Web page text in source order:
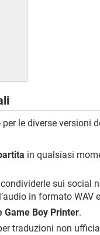
per le diverse versioni
in qualsiasi
sui social
in formato WAV
Game Boy Printer.
traduzioni non